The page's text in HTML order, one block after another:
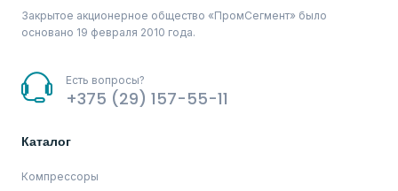
Закрытое акционерное общество «ПромСегмент» было
основано 19 февраля 2010 года.
Есть вопросы?
+375 (29) 157-55-11
Каталог
Компрессоры